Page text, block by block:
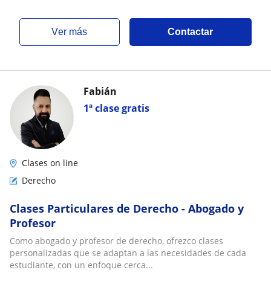
ver más Contactar
1ª clase gratis
Fabián
Clases on line
Derecho
Clases Particulares de Derecho - Abogado y
Profesor
Como abogado y profesor de derecho, ofrezco clases
personalizadas que se adaptan a las necesidades de cada
estudiante, con un enfoque cerca...